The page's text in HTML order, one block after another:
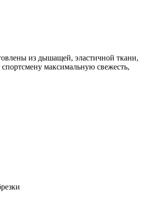
из дышащей, эластичной ткани,
спортсмену максимальную свежесть,